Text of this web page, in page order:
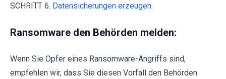
SCHRITT 6. Datensicherungen erzeugen.
Ransomware den Behörden melden:
Wenn Sie Opfer eines Ransomware-Angriffs sind,
empfehlen wir, dass Sie diesen Vorfall den Behörden